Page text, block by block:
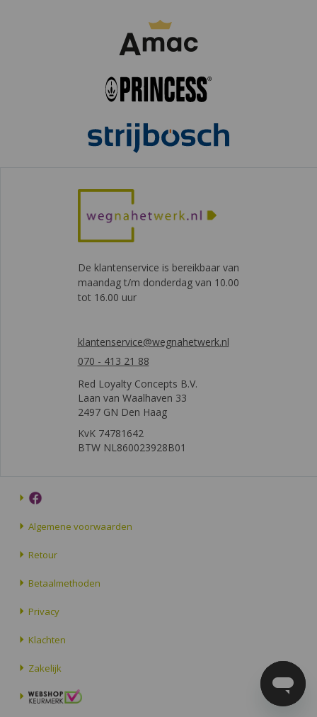
De klantenservice is bereikbaar van
maandag t/m donderdag van 10.00
tot 16.00 uur
klantenservice@wegnahetwerk.nl
070 - 413 21 88
Red Loyalty Concepts B.V.
Laan van Waalhaven 33
2497 GN Den Haag
KvK 74781642
BTW NL860023928B01
Algemene voorwaarden
Retour
Betaalmethoden
Privacy
Klachten
Zakelijk